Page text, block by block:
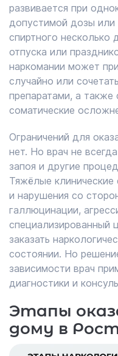
развивается при
допустимой дозы
спиртного несколько
отпуска или
наркомании может
случайно или
препаратами, а
соматические
Ограничений для
нет. Но врач не
запоя и другие
Тяжёлые
и нарушения со
галлюцинации,
специализированный
заказать
состоянии. Но
зависимости врач
диагностики и
Этапы
дому в